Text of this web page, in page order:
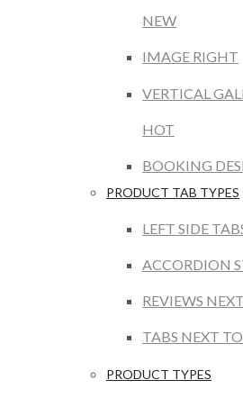
NEW
IMAGE RIGHT
VERTICAL
HOT
BOOKING
PRODUCT TAB TYPES
LEFT SIDE
ACCORDION
REVIEWS
TABS NEXT
PRODUCT TYPES